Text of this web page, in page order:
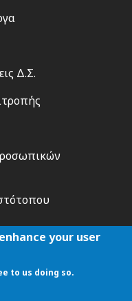
Δ.Σ.
your user
to us doing so.